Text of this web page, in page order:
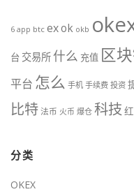
6 app btc exok okb
台 交易所 什么 充值 区
平台 怎么 手机 手续费 投资
比特法币 火币 爆仓 科技
分类
OKEX